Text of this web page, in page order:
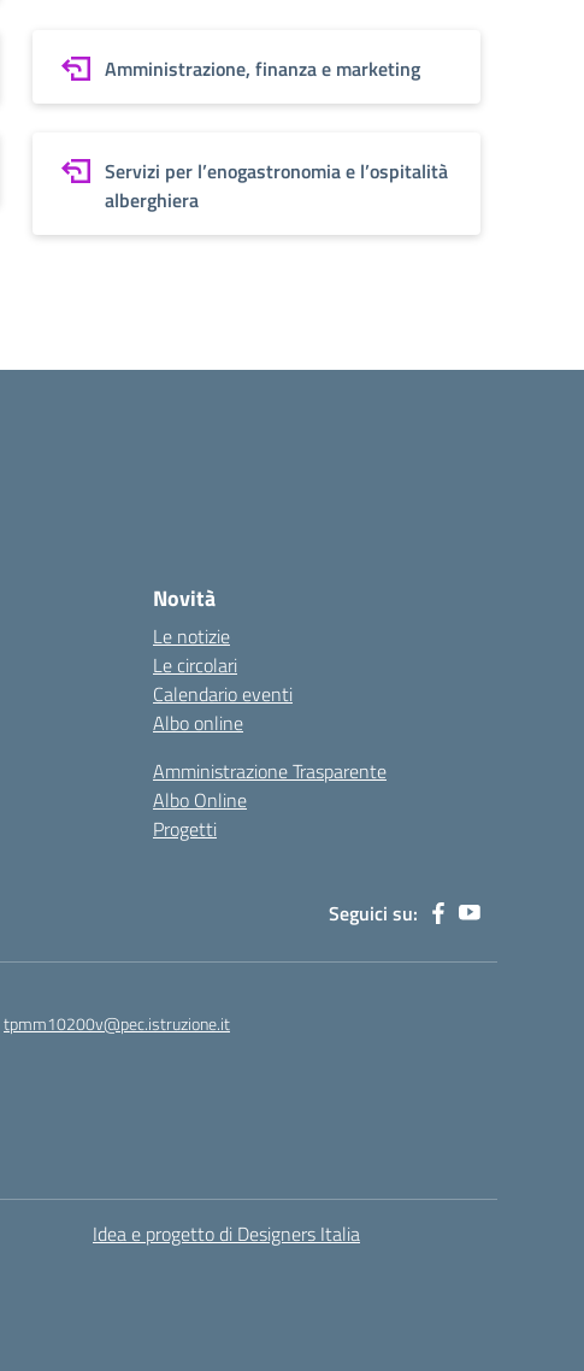
Amministrazione, finanza e marketing
Servizi per l’enogastronomia e l’ospitalità
alberghiera
Novità
Le notizie
Le circolari
Calendario eventi
Albo online
Amministrazione Trasparente
Albo Online
Progetti
Seguici su:
tpmm10200v@pec.istruzione.it
Idea e progetto di Designers Italia